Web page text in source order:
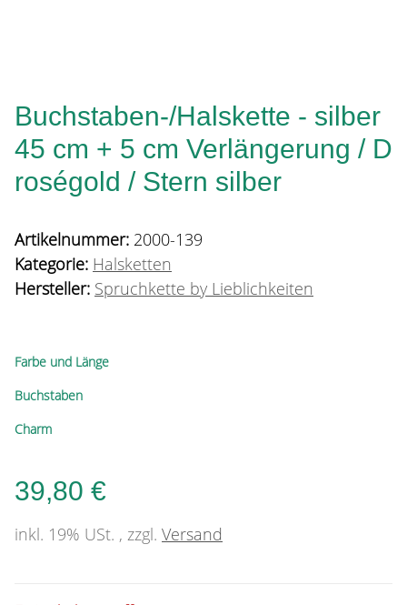
Buchstaben-/Halskette - silber
45 cm + 5 cm Verlängerung / D
roségold / Stern silber
Artikelnummer: 2000-139
Kategorie: Halsketten
Hersteller: Spruchkette by Lieblichkeiten
Farbe und Länge
Buchstaben
Charm
39,80 €
inkl. 19% USt. , zzgl. Versand